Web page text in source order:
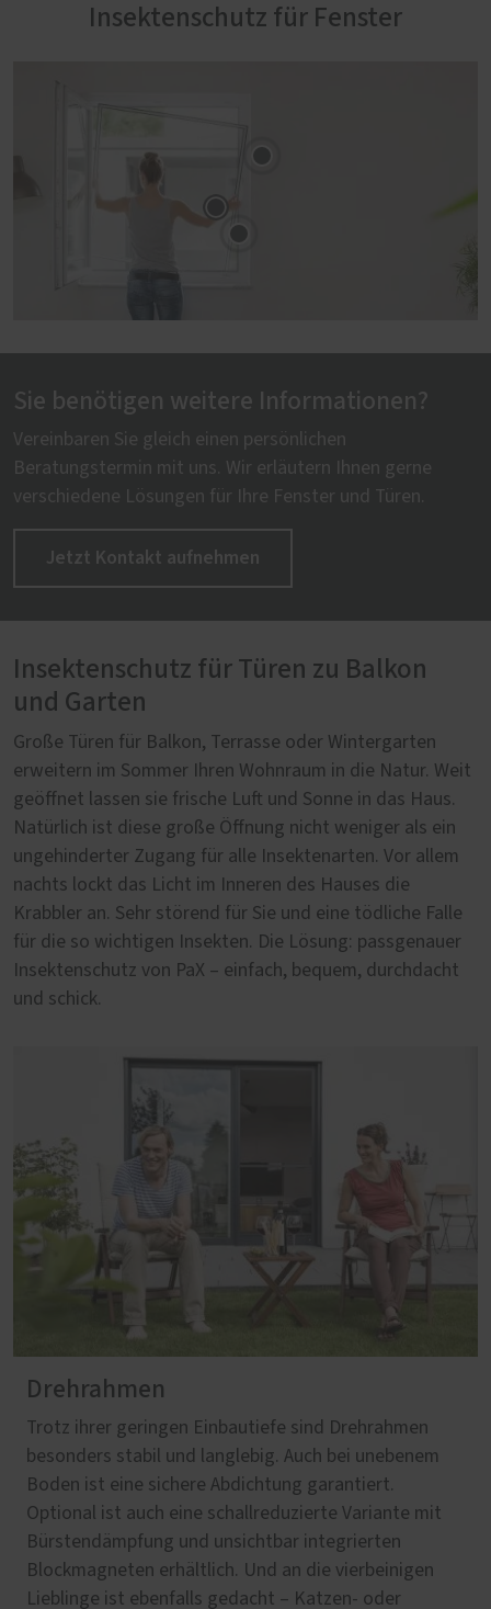
Insektenschutz für Fenster
Sie benötigen weitere Informationen?
Vereinbaren Sie gleich einen persönlichen
Beratungstermin mit uns. Wir erläutern Ihnen gerne
verschiedene Lösungen für Ihre Fenster und Türen.
Jetzt Kontakt aufnehmen
Insektenschutz für Türen zu Balkon
und Garten
Große Türen für Balkon, Terrasse oder Wintergarten
erweitern im Sommer Ihren Wohnraum in die Natur. Weit
geöffnet lassen sie frische Luft und Sonne in das Haus.
Natürlich ist diese große Öffnung nicht weniger als ein
ungehinderter Zugang für alle Insektenarten. Vor allem
nachts lockt das Licht im Inneren des Hauses die
Krabbler an. Sehr störend für Sie und eine tödliche Falle
für die so wichtigen Insekten. Die Lösung: passgenauer
Insektenschutz von PaX – einfach, bequem, durchdacht
und schick.
Drehrahmen
Trotz ihrer geringen Einbautiefe sind Drehrahmen
besonders stabil und langlebig. Auch bei unebenem
Boden ist eine sichere Abdichtung garantiert.
Optional ist auch eine schallreduzierte Variante mit
Bürstendämpfung und unsichtbar integrierten
Blockmagneten erhältlich. Und an die vierbeinigen
Lieblinge ist ebenfalls gedacht – Katzen- oder